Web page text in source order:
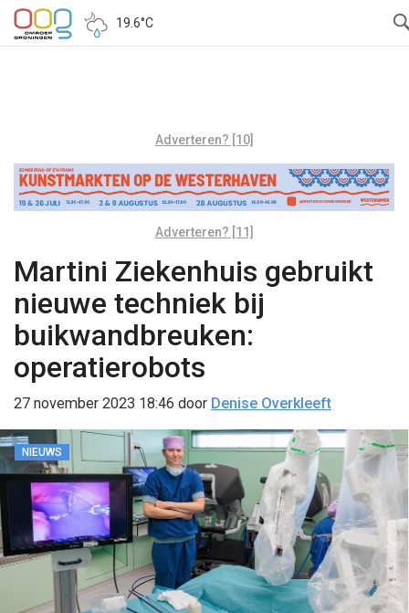
19.6°C
Adverteren? [10]
Adverteren? [11]
Martini Ziekenhuis gebruikt
nieuwe techniek bij
buikwandbreuken:
operatierobots
27 november 2023 18:46 door Denise Overkleeft
NIEUWS